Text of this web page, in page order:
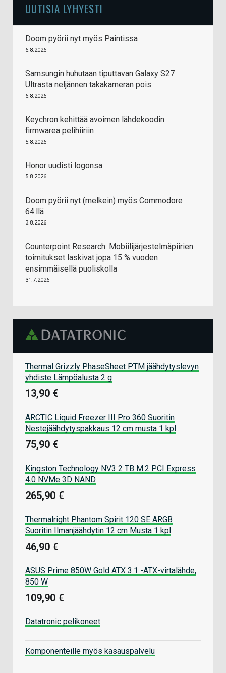
UUTISIA LYHYESTI
Doom pyörii nyt myös Paintissa
6.8.2026
Samsungin huhutaan tiputtavan Galaxy S27
Ultrasta neljännen takakameran pois
6.8.2026
Keychron kehittää avoimen lähdekoodin
firmwarea pelihiiriin
5.8.2026
Honor uudisti logonsa
5.8.2026
Doom pyörii nyt (melkein) myös Commodore
64:llä
3.8.2026
Counterpoint Research: Mobiilijärjestelmäpiirien
toimitukset laskivat jopa 15 % vuoden
ensimmäisellä puoliskolla
31.7.2026
Thermal Grizzly PhaseSheet PTM jäähdytyslevyn
yhdiste Lämpöalusta 2 g
13,90 €
ARCTIC Liquid Freezer III Pro 360 Suoritin
Nestejäähdytyspakkaus 12 cm musta 1 kpl
75,90 €
Kingston Technology NV3 2 TB M.2 PCI Express
4.0 NVMe 3D NAND
265,90 €
Thermalright Phantom Spirit 120 SE ARGB
Suoritin Ilmanjäähdytin 12 cm Musta 1 kpl
46,90 €
ASUS Prime 850W Gold ATX 3.1 -ATX-virtalähde,
850 W
109,90 €
Datatronic pelikoneet
Komponenteille myös kasauspalvelu